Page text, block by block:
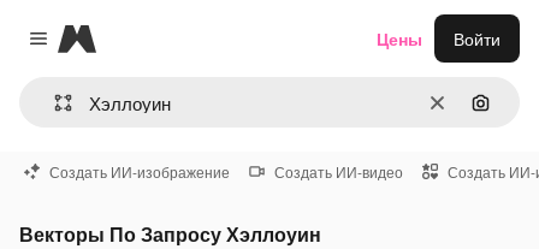
Close menu
Magnific
ОчиститьПоиск
Цены Войти
Создать ИИ-изображение Создать ИИ-видео Создать ИИ-
Векторы По Запросу Хэллоуин